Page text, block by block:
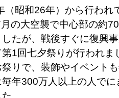
（昭和26年）から行われ
の大空襲で中心部の約
たが、戦後すぐに復興
1回七夕祭りが行われま
りで、装飾やイベント
年300万人以上の人でに
。